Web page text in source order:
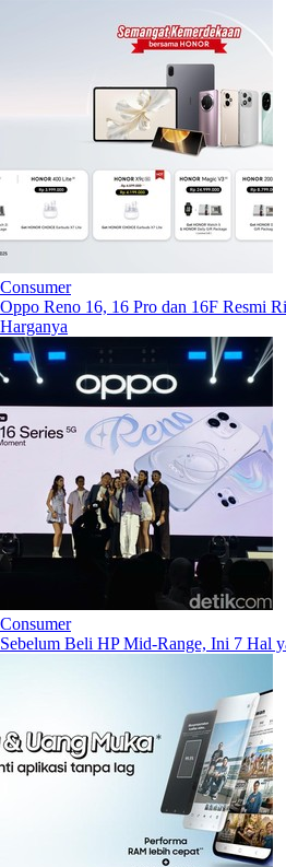
Consumer
Oppo Reno 16, 16 Pro dan 16F Resmi
Harganya
Consumer
Sebelum Beli HP Mid-Range, Ini 7 Hal